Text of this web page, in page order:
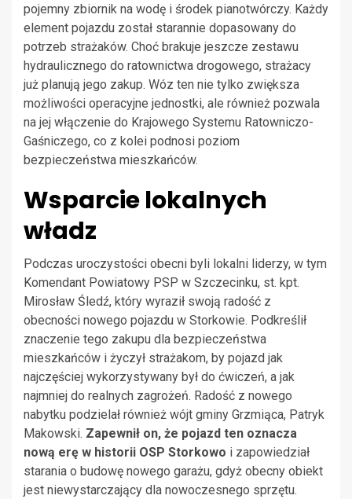
pojemny zbiornik na wodę i środek pianotwórczy. Każdy
element pojazdu został starannie dopasowany do
potrzeb strażaków. Choć brakuje jeszcze zestawu
hydraulicznego do ratownictwa drogowego, strażacy
już planują jego zakup. Wóz ten nie tylko zwiększa
możliwości operacyjne jednostki, ale również pozwala
na jej włączenie do Krajowego Systemu Ratowniczo-
Gaśniczego, co z kolei podnosi poziom
bezpieczeństwa mieszkańców.
Wsparcie lokalnych
władz
Podczas uroczystości obecni byli lokalni liderzy, w tym
Komendant Powiatowy PSP w Szczecinku, st. kpt.
Mirosław Śledź, który wyraził swoją radość z
obecności nowego pojazdu w Storkowie. Podkreślił
znaczenie tego zakupu dla bezpieczeństwa
mieszkańców i życzył strażakom, by pojazd jak
najczęściej wykorzystywany był do ćwiczeń, a jak
najmniej do realnych zagrożeń. Radość z nowego
nabytku podzielał również wójt gminy Grzmiąca, Patryk
Makowski. Zapewnił on, że pojazd ten oznacza
nową erę w historii OSP Storkowo i zapowiedział
starania o budowę nowego garażu, gdyż obecny obiekt
jest niewystarczający dla nowoczesnego sprzętu.